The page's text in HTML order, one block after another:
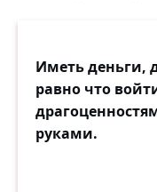
Иметь деньги,
равно что
руками.